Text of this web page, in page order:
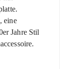
eine
Jahre Stil